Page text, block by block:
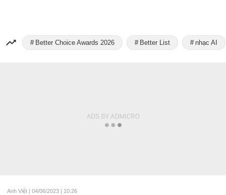
Better Choice Awards 2026 Better List nhạc AI
Anh Việt | 04/06/2023 | 10:26